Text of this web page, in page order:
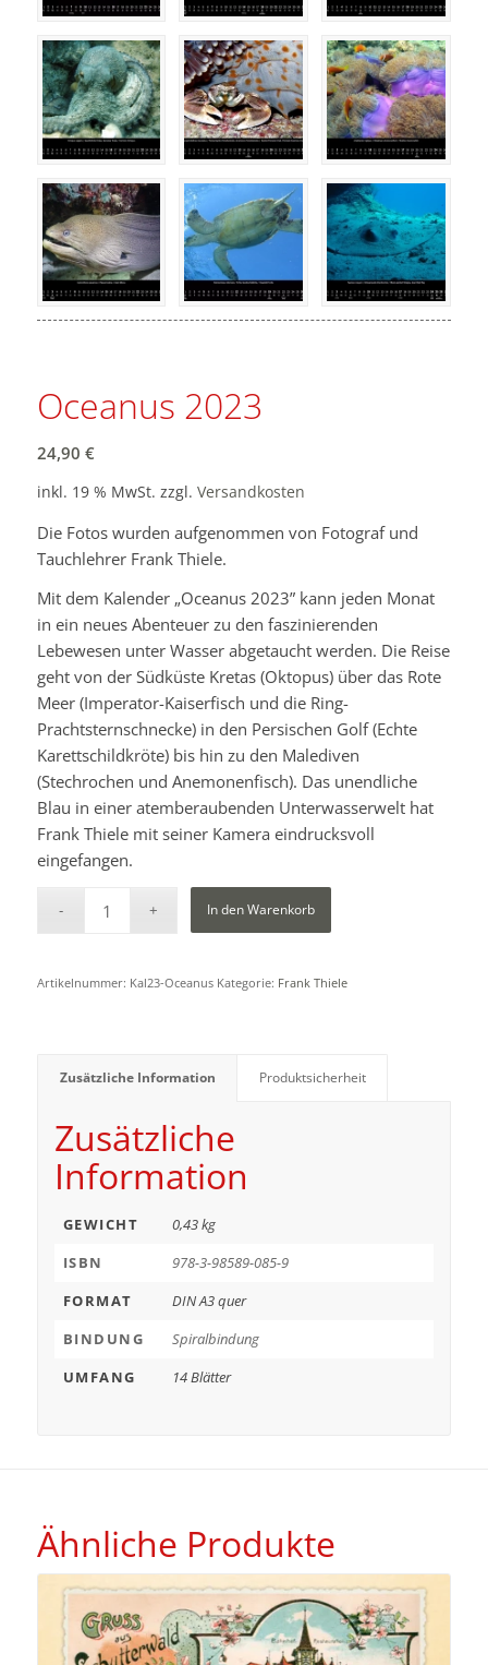
Oceanus 2023
24,90 €
inkl. 19 % MwSt. zzgl. Versandkosten
Die Fotos wurden aufgenommen von Fotograf und
Tauchlehrer Frank Thiele.
Mit dem Kalender „Oceanus 2023” kann jeden Monat
in ein neues Abenteuer zu den faszinierenden
Lebewesen unter Wasser abgetaucht werden. Die Reise
geht von der Südküste Kretas (Oktopus) über das Rote
Meer (Imperator-Kaiserfisch und die Ring-
Prachtsternschnecke) in den Persischen Golf (Echte
Karettschildkröte) bis hin zu den Malediven
(Stechrochen und Anemonenfisch). Das unendliche
Blau in einer atemberaubenden Unterwasserwelt hat
Frank Thiele mit seiner Kamera eindrucksvoll
eingefangen.
In den Warenkorb
Artikelnummer: Kal23-Oceanus Kategorie: Frank Thiele
Zusätzliche Information Produktsicherheit
Zusätzliche
Information
GEWICHT
0,43 kg
ISBN
978-3-98589-085-9
FORMAT
DIN A3 quer
BINDUNG
Spiralbindung
UMFANG
14 Blätter
Ähnliche Produkte